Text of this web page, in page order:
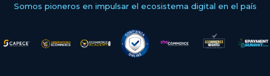
Somos pioneros en impulsar el ecosistema digital en el país